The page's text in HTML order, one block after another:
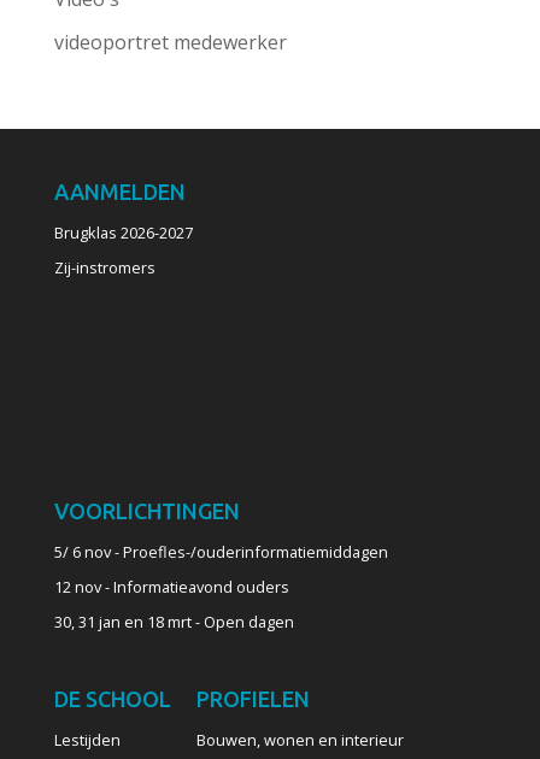
videoportret medewerker
AANMELDEN
Brugklas 2026-2027
Zij-instromers
VOORLICHTINGEN
5/ 6 nov - Proefles-/ouderinformatiemiddagen
12 nov - Informatieavond ouders
30, 31 jan en 18 mrt - Open dagen
DE SCHOOL
Lestijden
PROFIELEN
Bouwen, wonen en interieur